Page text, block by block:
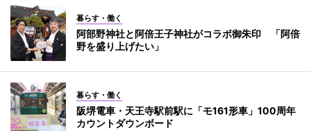
暮らす・働く
阿部野神社と阿倍王子神社がコラボ御朱印 「阿倍
野を盛り上げたい」
暮らす・働く
阪堺電車・天王寺駅前駅に「モ161形車」100周年
カウントダウンボード